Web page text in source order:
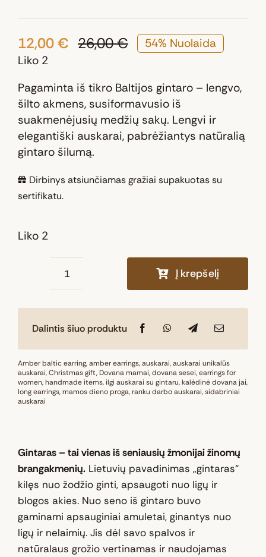
26,00€Original
was:
26,00 €.
12,00€
Current
is:
12,00 €.
54% Nuolaida
Liko 2
Pagaminta iš tikro Baltijos gintaro – lengvo,
šilto akmens, susiformavusio iš
suakmenėjusių medžių sakų. Lengvi ir
elegantiški auskarai, pabrėžiantys natūralią
gintaro šilumą.
Dirbinys atsiunčiamas gražiai supakuotas su
sertifikatu.
Liko 2
produkto
Baltijos
pakabukas
„
Šiluma“
Į krepšelį
Dalintis šiuo produktu
Amber baltic earring,amber earrings,auskarai,auskarai unikalūs
auskarai,Christmas gift,Dovana mamai,dovana sesei,earrings for
women,handmade items, ilgi auskarai su gintaru,kalėdinė dovana jai,
long earrings,mamos dieno proga,ranku darbo auskarai,sidabriniai
auskarai
Gintaras – tai vienas iš seniausių žmonijai žinomų
brangakmenių.Lietuvių pavadinimas „gintaras“
kilęs nuo žodžio ginti, apsaugoti nuo ligų ir
blogos akies. Nuo seno iš gintaro buvo
gaminami apsauginiai amuletai, ginantys nuo
ligų ir nelaimių. Jis dėl savo spalvos ir
natūralaus grožio vertinamas ir naudojamas